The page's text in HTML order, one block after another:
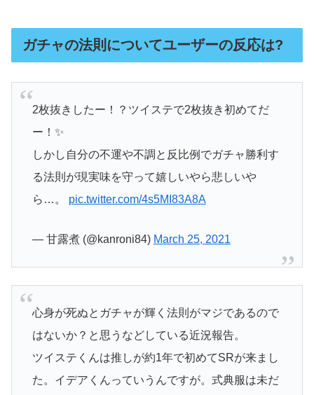
ガチャの法則についてユーザーの反応は?
2枚抜きしたー！？ツイステで2枚抜き初めてだ
ー！✨
しかし自分の不運や不調と反比例でガチャ勝利す
る法則が現実味を守って嬉しいやら悲しいや
ら…。 pic.twitter.com/4s5MI83A8A
— 甘露煮 (@kanroni84) March 25, 2021
心身が死ぬとガチャが輝く法則がマジであるので
はないか？と思うなどしている近況報告。
ツイステくんは推しが約1年で初めてSRが来まし
た。イデアくんっていうんですが。式典服は未だ